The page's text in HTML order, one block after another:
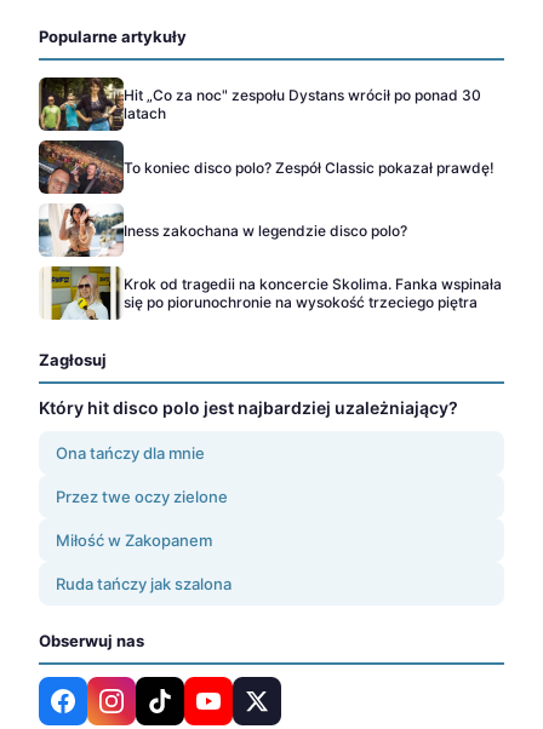
Popularne artykuły
Hit „Co za noc" zespołu Dystans wrócił po ponad 30
latach
To koniec disco polo? Zespół Classic pokazał prawdę!
Iness zakochana w legendzie disco polo?
Krok od tragedii na koncercie Skolima. Fanka wspinała
się po piorunochronie na wysokość trzeciego piętra
Zagłosuj
Który hit disco polo jest najbardziej uzależniający?
Ona tańczy dla mnie
Przez twe oczy zielone
Miłość w Zakopanem
Ruda tańczy jak szalona
Obserwuj nas